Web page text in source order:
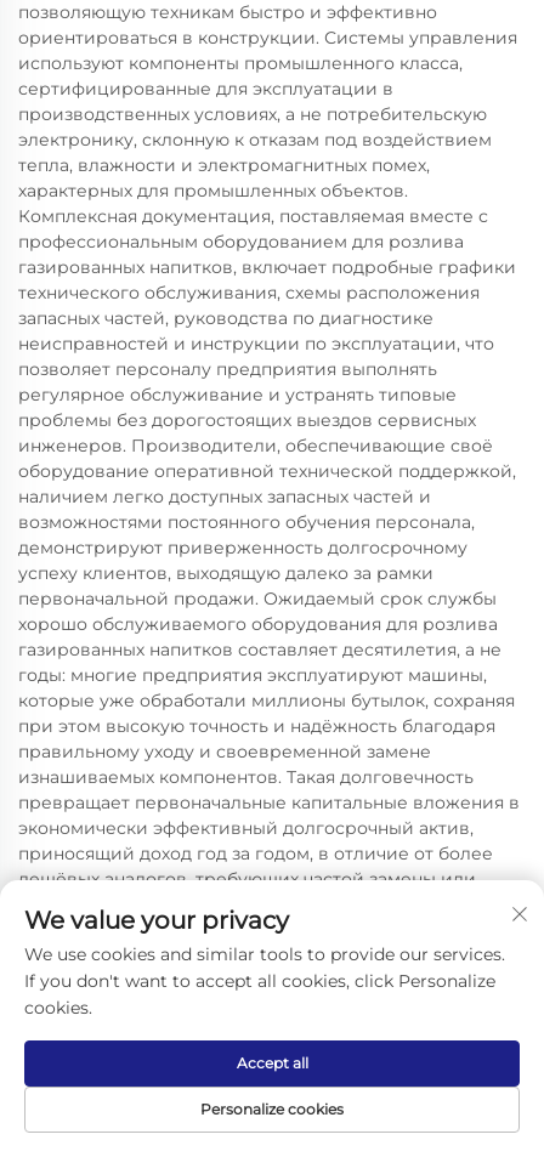
позволяющую техникам быстро и эффективно
ориентироваться в конструкции. Системы управления
используют компоненты промышленного класса,
сертифицированные для эксплуатации в
производственных условиях, а не потребительскую
электронику, склонную к отказам под воздействием
тепла, влажности и электромагнитных помех,
характерных для промышленных объектов.
Комплексная документация, поставляемая вместе с
профессиональным оборудованием для розлива
газированных напитков, включает подробные графики
технического обслуживания, схемы расположения
запасных частей, руководства по диагностике
неисправностей и инструкции по эксплуатации, что
позволяет персоналу предприятия выполнять
регулярное обслуживание и устранять типовые
проблемы без дорогостоящих выездов сервисных
инженеров. Производители, обеспечивающие своё
оборудование оперативной технической поддержкой,
наличием легко доступных запасных частей и
возможностями постоянного обучения персонала,
демонстрируют приверженность долгосрочному
успеху клиентов, выходящую далеко за рамки
первоначальной продажи. Ожидаемый срок службы
хорошо обслуживаемого оборудования для розлива
газированных напитков составляет десятилетия, а не
годы: многие предприятия эксплуатируют машины,
которые уже обработали миллионы бутылок, сохраняя
при этом высокую точность и надёжность благодаря
правильному уходу и своевременной замене
изнашиваемых компонентов. Такая долговечность
превращает первоначальные капитальные вложения в
экономически эффективный долгосрочный актив,
приносящий доход год за годом, в отличие от более
дешёвых аналогов, требующих частой замены или
страдающих от хронических проблем с надёжностью,
нарушающих производственные графики и
вызывающих раздражение у операционных команд.
We value your privacy
We use cookies and similar tools to provide our services.
If you don't want to accept all cookies, click Personalize
cookies.
Personalize cookies
Accept all